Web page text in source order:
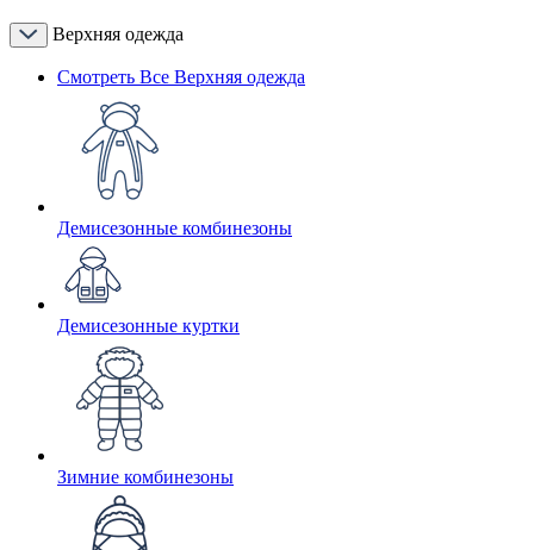
Верхняя одежда
Смотреть Все Верхняя одежда
Демисезонные комбинезоны
Демисезонные куртки
Зимние комбинезоны